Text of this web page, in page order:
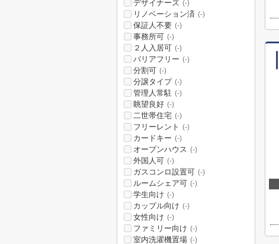
デザイナーズ (-)
リノベーション済 (-)
保証人不要 (-)
事務所可 (-)
２人入居可 (-)
バリアフリー (-)
分割可 (-)
分譲タイプ (-)
管理人常駐 (-)
眺望良好 (-)
二世帯住宅 (-)
フリーレント (-)
カードキー (-)
オープンハウス (-)
外国人可 (-)
ガスコンロ設置可 (-)
ルームシェア可 (-)
学生向け (-)
カップル向け (-)
女性向け (-)
ファミリー向け (-)
室内洗濯機置場 (-)